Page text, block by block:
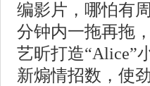
编影片，哪怕有
分钟内一拖再拖
艺昕打造“Alice”
新煽情招数，使